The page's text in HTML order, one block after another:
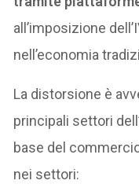
all’imposizione
nell’economia
La distorsione è
principali settori
base del
nei settori: